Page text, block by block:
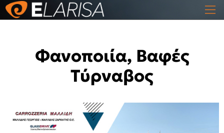
Φανοποιία, Βαφές
Τύρναβος